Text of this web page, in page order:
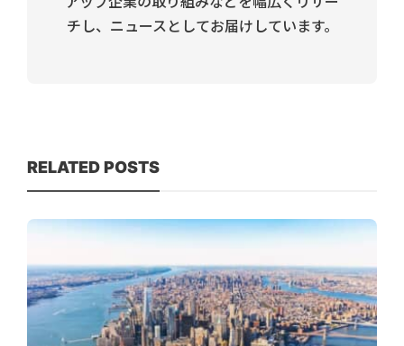
チし、ニュースとしてお届けしています。
RELATED POSTS